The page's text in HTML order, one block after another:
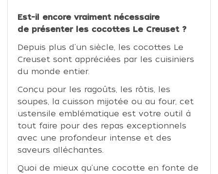
Est-il encore vraiment nécessaire
de présenter les cocottes Le Creuset ?
Depuis plus d'un siècle, les cocottes Le
Creuset sont appréciées par les cuisiniers
du monde entier.
Conçu pour les ragoûts, les rôtis, les
soupes, la cuisson mijotée ou au four, cet
ustensile emblématique est votre outil à
tout faire pour des repas exceptionnels
avec une profondeur intense et des
saveurs alléchantes.
Quoi de mieux qu'une cocotte en fonte de